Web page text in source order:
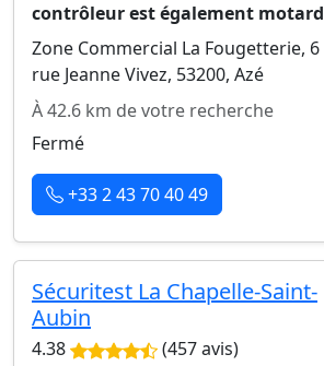
contrôleur est également motard
Zone Commercial La Fougetterie, 6
rue Jeanne Vivez, 53200, Azé
À 42.6 km de votre recherche
Fermé
+33 2 43 70 40 49
Sécuritest La Chapelle-Saint-
Aubin
4.38 (457 avis)